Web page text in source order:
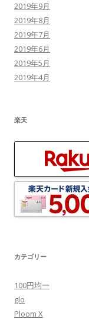
2019年9月
2019年8月
2019年7月
2019年6月
2019年5月
2019年4月
楽天
カテゴリー
100円均一
glo
Ploom X